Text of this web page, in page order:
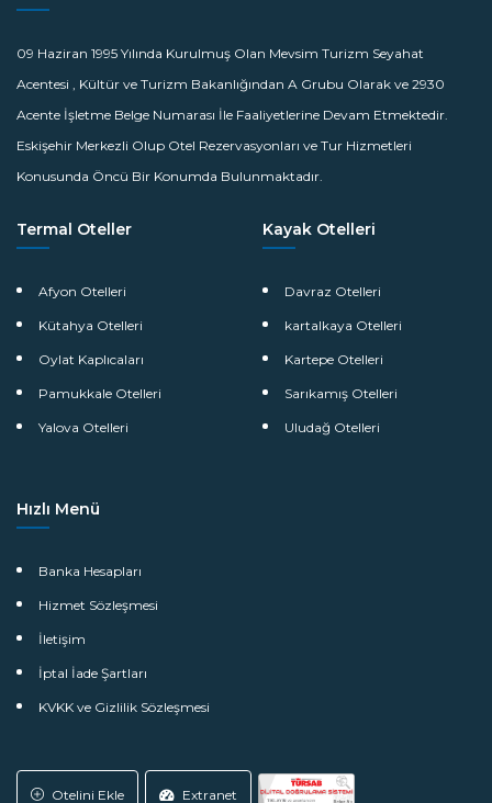
09 Haziran 1995 Yılında Kurulmuş Olan Mevsim Turizm Seyahat
Acentesi , Kültür ve Turizm Bakanlığından A Grubu Olarak ve 2930
Acente İşletme Belge Numarası İle Faaliyetlerine Devam Etmektedir.
Eskişehir Merkezli Olup Otel Rezervasyonları ve Tur Hizmetleri
Konusunda Öncü Bir Konumda Bulunmaktadır.
Termal Oteller
Afyon Otelleri
Kütahya Otelleri
Oylat Kaplıcaları
Pamukkale Otelleri
Yalova Otelleri
Kayak Otelleri
Davraz Otelleri
kartalkaya Otelleri
Kartepe Otelleri
Sarıkamış Otelleri
Uludağ Otelleri
Hızlı Menü
Banka Hesapları
Hizmet Sözleşmesi
İletişim
İptal İade Şartları
KVKK ve Gizlilik Sözleşmesi
Otelini Ekle Extranet